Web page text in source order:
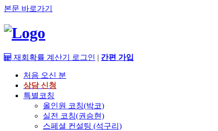
본문 바로가기
재회확률 계산기 로그인 | 간편 가입
처음 오신 분
상담 신청
특별코칭
올인원 코칭(박코)
실전 코칭(권승현)
스페셜 컨설팅 (석구리)